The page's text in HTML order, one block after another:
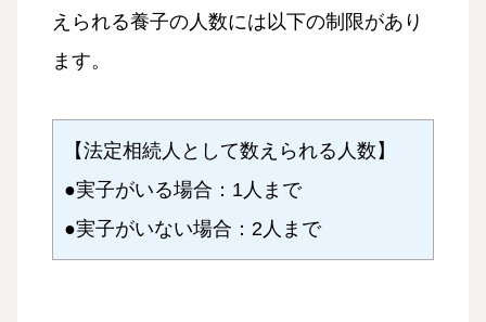
えられる養子の人数には以下の制限があり
ます。
【法定相続人として数えられる人数】
●実子がいる場合：1人まで
●実子がいない場合：2人まで